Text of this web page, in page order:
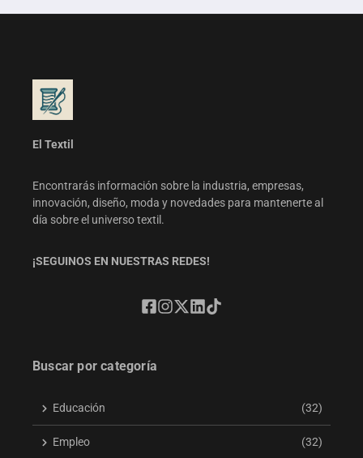
El Textil
Encontrarás información sobre la industria, empresas,
innovación, diseño, moda y novedades para mantenerte al
día sobre el universo textil.
¡SEGUINOS EN NUESTRAS REDES!
Buscar por categoría
Educación (32)
Empleo (32)